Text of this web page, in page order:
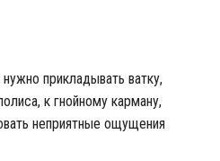
прикладывать ватку,
к гнойному карману,
неприятные ощущения